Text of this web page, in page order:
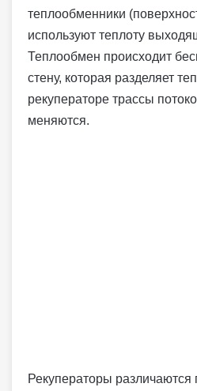
теплообменники
используют теплоту
Теплообмен происходит
стену, которая разделяет
рекуператоре трассы
меняются.
Рекуператоры